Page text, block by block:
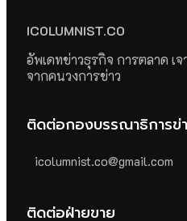
ICOLUMNIST.CO
อัพเดทข่าวธุรกิจ การตลาด เ
จากคนวงการข่าว
ติดต่อกองบรรณาธิการข่
icolumnist.co@gmail.com
ติดต่อฝ่ายขาย